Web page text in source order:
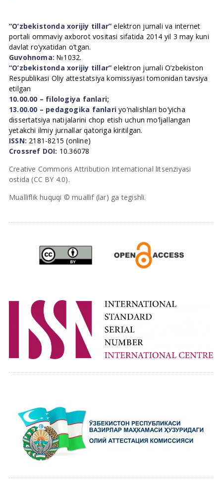
“O’zbekistonda xorijiy tillar” elektron jurnali va internet
portali ommaviy axborot vositasi sifatida 2014 yil 3 may kuni
davlat ro’yxatidan o’tgan.
Guvohnoma: №1032.
“O’zbekistonda xorijiy tillar” elektron jurnali O’zbekiston
Respublikasi Oliy attestatsiya komissiyasi tomonidan tavsiya
etilgan
10.00.00 – filologiya fanlari;
13.00.00 – pedagogika fanlari yo’nalishlari bo’yicha
dissertatsiya natijalarini chop etish uchun mo’ljallangan
yetakchi ilmiy jurnallar qatoriga kiritilgan.
ISSN: 2181-8215 (online)
Crossref DOI: 10.36078
Creative Commons Attribution International litsenziyasi
ostida (CC BY 4.0).
Mualliflik huquqi © muallif (lar) ga tegishli.